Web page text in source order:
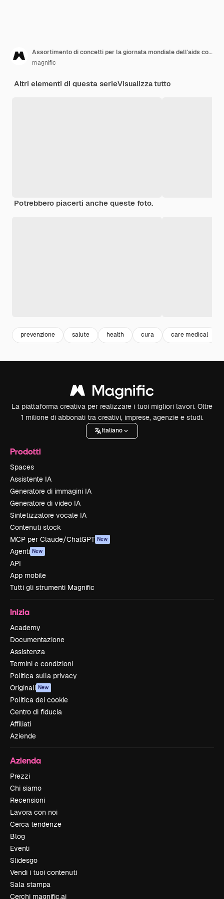
Assortimento di concetti per la giornata mondiale dell'aids con il simbolo del nastro
magnific
Altri elementi di questa serieVisualizza tutto
Potrebbero piacerti anche queste foto.
prevenzione salute health cura care medical
La piattaforma creativa per realizzare i tuoi migliori lavori. Oltre
1 milione di abbonati tra creativi, imprese, agenzie e studi.
Italiano
Prodotti
Spaces
Assistente IA
Generatore di immagini IA
Generatore di video IA
Sintetizzatore vocale IA
Contenuti stock
MCP per Claude/ChatGPT New
Agenti New
API
App mobile
Tutti gli strumenti Magnific
Inizia
Academy
Documentazione
Assistenza
Termini e condizioni
Politica sulla privacy
Originali New
Politica dei cookie
Centro di fiducia
Affiliati
Aziende
Azienda
Prezzi
Chi siamo
Recensioni
Lavora con noi
Cerca tendenze
Blog
Eventi
Slidesgo
Vendi i tuoi contenuti
Sala stampa
Cerchi magnific.ai